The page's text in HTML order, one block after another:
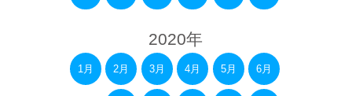
2020年
1月 2月 3月 4月 5月 6月